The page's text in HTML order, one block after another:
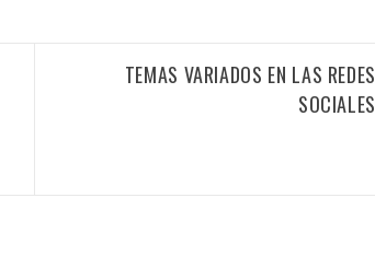
TEMAS VARIADOS EN LAS REDES
SOCIALES